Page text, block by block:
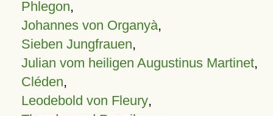
Phlegon,
Johannes von Organyà,
Sieben Jungfrauen,
Julian vom heiligen Augustinus Martinet,
Cléden,
Leodebold von Fleury,